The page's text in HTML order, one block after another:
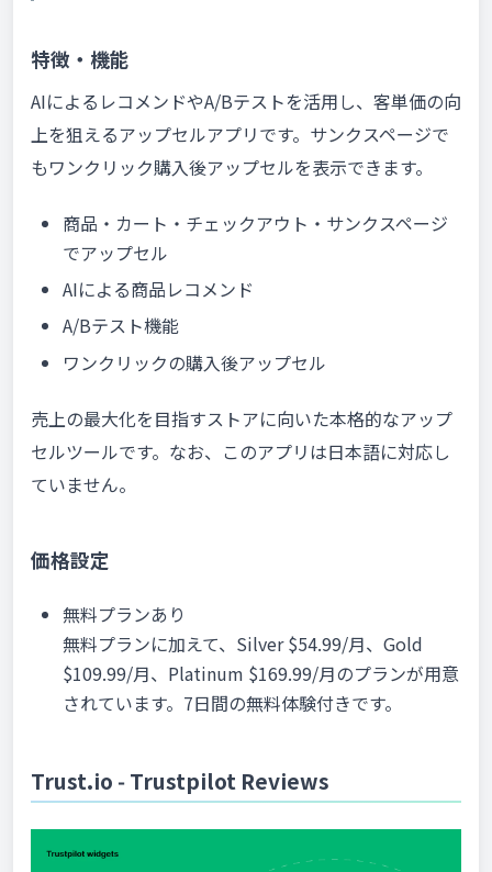
特徴・機能
AIによるレコメンドやA/Bテストを活用し、客単価の向
上を狙えるアップセルアプリです。サンクスページで
もワンクリック購入後アップセルを表示できます。
商品・カート・チェックアウト・サンクスページ
でアップセル
AIによる商品レコメンド
A/Bテスト機能
ワンクリックの購入後アップセル
売上の最大化を目指すストアに向いた本格的なアップ
セルツールです。なお、このアプリは日本語に対応し
ていません。
価格設定
無料プランあり
無料プランに加えて、Silver $54.99/月、Gold
$109.99/月、Platinum $169.99/月のプランが用意
されています。7日間の無料体験付きです。
Trust.io ‑ Trustpilot Reviews